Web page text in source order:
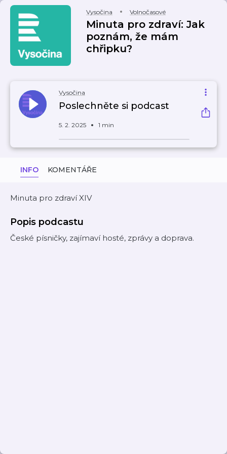
Vysočina Volnočasové
Minuta pro zdraví: Jak
poznám, že mám
chřipku?
Vysočina
Poslechněte si podcast
5. 2. 2025 1 min
INFO KOMENTÁŘE
Minuta pro zdraví XIV
Popis podcastu
České písničky, zajímaví hosté, zprávy a doprava.